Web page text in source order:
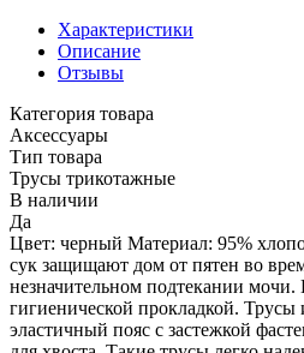
Характеристики
Описание
Отзывы
Категория товара
Аксессуары
Тип товара
Трусы трикотажные
В наличии
Да
Цвет: черный Материал: 95%
сук защищают дом от пятен во
незначительном подтекании
гигиенической прокладкой.
эластичный пояс с застежкой